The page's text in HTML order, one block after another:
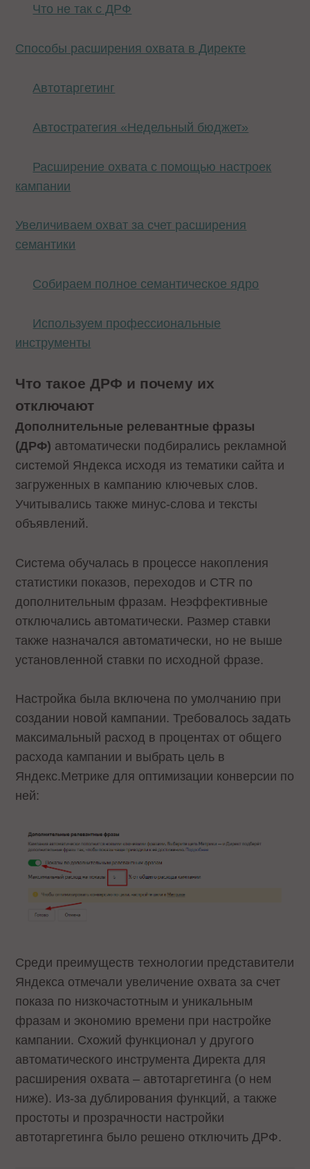
Что не так с ДРФ
Способы расширения охвата в Директе
Автотаргетинг
Автостратегия «Недельный бюджет»
Расширение охвата с помощью настроек
кампании
Увеличиваем охват за счет расширения
семантики
Собираем полное семантическое ядро
Используем профессиональные
инструменты
Что такое ДРФ и почему их
отключают
Дополнительные релевантные фразы
(ДРФ) автоматически подбирались рекламной
системой Яндекса исходя из тематики сайта и
загруженных в кампанию ключевых слов.
Учитывались также минус-слова и тексты
объявлений.
Система обучалась в процессе накопления
статистики показов, переходов и CTR по
дополнительным фразам. Неэффективные
отключались автоматически. Размер ставки
также назначался автоматически, но не выше
установленной ставки по исходной фразе.
Настройка была включена по умолчанию при
создании новой кампании. Требовалось задать
максимальный расход в процентах от общего
расхода кампании и выбрать цель в
Яндекс.Метрике для оптимизации конверсии по
ней:
Среди преимуществ технологии представители
Яндекса отмечали увеличение охвата за счет
показа по низкочастотным и уникальным
фразам и экономию времени при настройке
кампании. Схожий функционал у другого
автоматического инструмента Директа для
расширения охвата – автотаргетинга (о нем
ниже). Из-за дублирования функций, а также
простоты и прозрачности настройки
автотаргетинга было решено отключить ДРФ.